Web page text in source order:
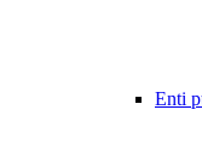
Enti